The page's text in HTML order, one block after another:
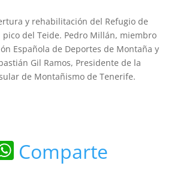
y rehabilitación del Refugio de
pico del Teide. Pedro Millán, miembro
Española de Deportes de Montaña y
Gil Ramos, Presidente de la
de Montañismo de Tenerife.
W
Comparte